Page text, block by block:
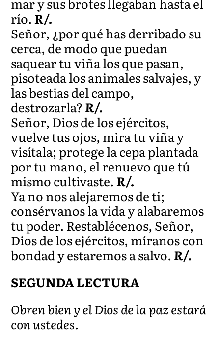
mar y sus brotes llegaban hasta el
río.R/.
Señor, ¿por qué has derribado su
cerca, de modo que puedan
saquear tu viña los que pasan,
pisoteada los animales salvajes, y
las bestias del campo,
destrozarla?R/.
Señor, Dios de los ejércitos,
vuelve tus ojos, mira tu viña y
visítala; protege la cepa plantada
por tu mano, el renuevo que tú
mismo cultivaste.R/.
Ya no nos alejaremos de ti;
consérvanos la vida y alabaremos
tu poder. Restablécenos, Señor,
Dios de los ejércitos, míranos con
bondad y estaremos a salvo.R/.
SEGUNDA LECTURA
Obren bien y el Dios de la paz estará
con ustedes.